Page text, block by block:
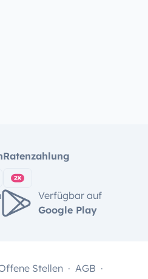
Ratenzahlung
Verfügbar auf
Google Play
Stellen AGB